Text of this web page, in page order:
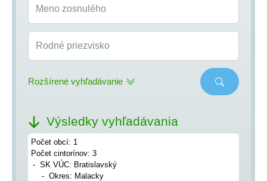
Meno zosnulého
Rodné priezvisko
Rozšírené vyhľadávanie
Výsledky vyhľadávania
Počet obcí: 1
Počet cintorínov: 3
SK VÚC: Bratislavský
Okres: Malacky